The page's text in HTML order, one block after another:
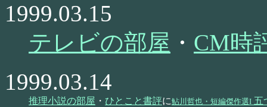
1999.03.15
テレビの部屋 ・ CM時
1999.03.14
推理小説の部屋 ・ ひとこと書評に鮎川哲也・短編傑作選I 五